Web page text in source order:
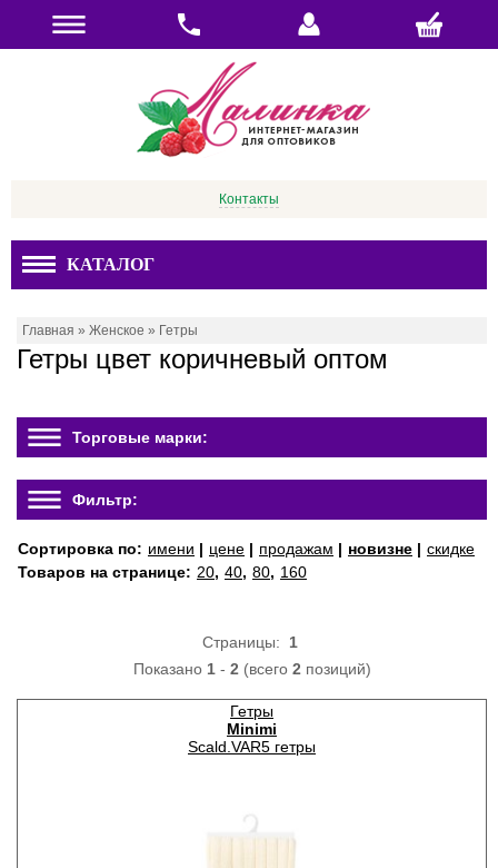
Контакты
КАТАЛОГ
Главная » Женское » Гетры
Гетры цвет коричневый оптом
Торговые марки:
Фильтр:
Сортировка по: имени | цене | продажам | новизне | скидке
Товаров на странице: 20, 40, 80, 160
Страницы: 1
Показано 1- 2 (всего 2 позиций)
Гетры
Minimi
Scald.VAR5 гетры